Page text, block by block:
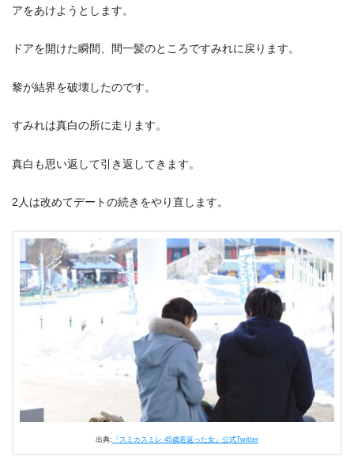
アをあけようとします。
ドアを開けた瞬間、間一髪のところですみれに戻ります。
黎が結界を破壊したのです。
すみれは真白の所に走ります。
真白も思い返して引き返してきます。
2人は改めてデートの続きをやり直します。
出典: 『スミカスミレ 45歳若返った女』公式Twitter